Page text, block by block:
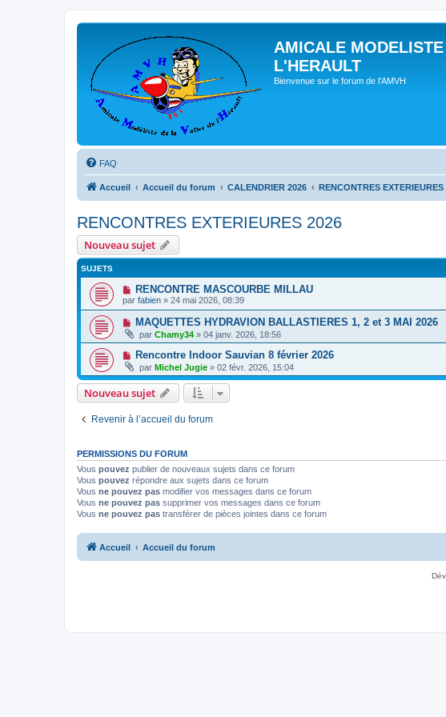
AMICALE
L'HERAULT
Bienvenue sur le forum de l'AMVH
FAQ
Accueil Accueil du forum CALENDRIER 2026 RENCONTRES EXTERIEURES
RENCONTRES EXTERIEURES 2026
Nouveau sujet
SUJETS
RENCONTRE MASCOURBE MILLAU
par fabien » 24 mai 2026, 08:39
MAQUETTES HYDRAVION BALLASTIERES 1, 2 et 3 MAI 2026
par Chamy34 » 04 janv. 2026, 18:56
Rencontre Indoor Sauvian 8 février 2026
par Michel Jugie » 02 févr. 2026, 15:04
Nouveau sujet
Revenir à l’accueil du forum
PERMISSIONS DU FORUM
Vous pouvez publier de nouveaux sujets dans ce forum
Vous pouvez répondre aux sujets dans ce forum
Vous ne pouvez pas modifier vos messages dans ce forum
Vous ne pouvez pas supprimer vos messages dans ce forum
Vous ne pouvez pas transférer de pièces jointes dans ce forum
Accueil Accueil du forum